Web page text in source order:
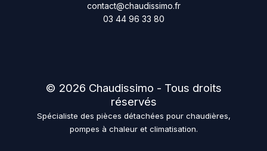
contact@chaudissimo.fr
03 44 96 33 80
© 2026 Chaudissimo - Tous droits
réservés
Spécialiste des pièces détachées pour chaudières,
pompes à chaleur et climatisation.